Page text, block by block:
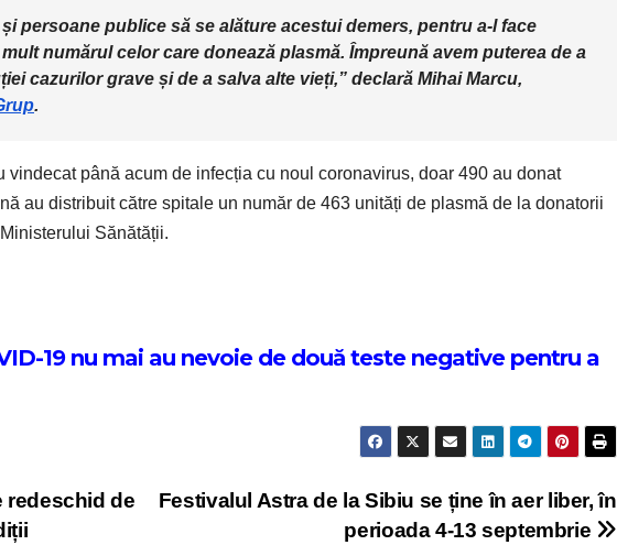
persoane publice să se alăture acestui demers, pentru a-l face
numărul celor care donează plasmă. Împreună avem puterea de a
cazurilor grave și de a salva alte vieți,” declară Mihai Marcu,
.
vindecat până acum de infecția cu noul coronavirus, doar 490 au donat
au distribuit către spitale un număr de 463 unități de plasmă de la donatorii
Sănătății.
19 nu mai au nevoie de două teste negative pentru a
Festivalul Astra de la Sibiu se ține în aer liber, în
perioada 4-13 septembrie
redeschid de